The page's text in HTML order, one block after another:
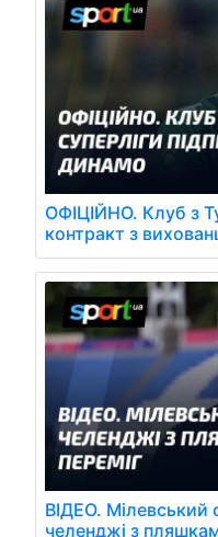
ОФІЦІЙНО. Клуб з
контракт з
ВІДЕО. Мілевський
челенджі з